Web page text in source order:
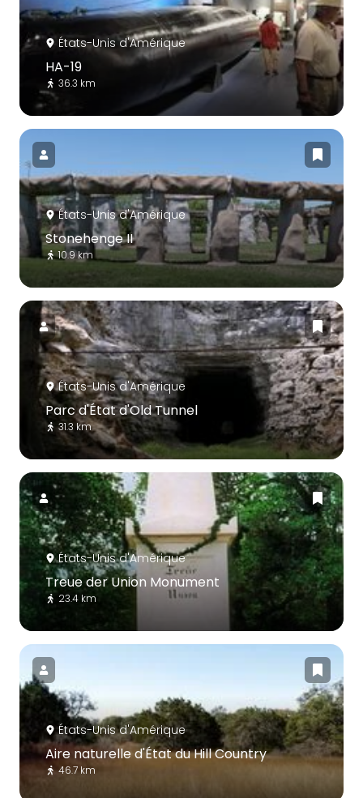
États-Unis d'Amérique
HA-19
36.3 km
États-Unis d'Amérique
Stonehenge II
10.9 km
États-Unis d'Amérique
Parc d'État d'Old Tunnel
31.3 km
États-Unis d'Amérique
Treue der Union Monument
23.4 km
États-Unis d'Amérique
Aire naturelle d'État du Hill Country
46.7 km